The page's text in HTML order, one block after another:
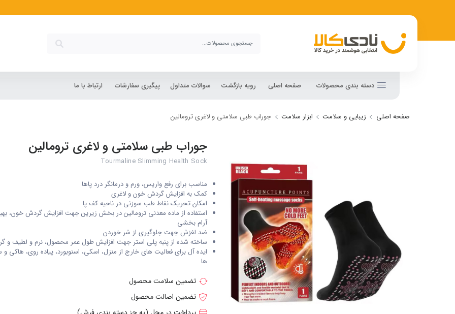
دسته بندی محصولات صفحه اصلی رویه بازگشت سوالات متداول پیگیری سفارشات ارتباط با ما
صفحه اصلی زیبایی و سلامت ابزار سلامت جوراب طبی سلامتی و لاغری ترومالین
جوراب طبی سلامتی و لاغری ترومالین
Tourmaline Slimming Health Sock
مناسب برای رفع واریس، ورم و درمانگر درد پاها
کمک به افزایش گردش خون و لاغری
امکان تحریک نقاط طب سوزنی در ناحیه کف پا
استفاده از ماده معدنی ترومالین در بخش زیرین جهت افزایش گردش خون،
آرام بخشی
ضد لغزش جهت جلوگیری از سُر خوردن
ساخته شده از پنبه پلی استر جهت افزایش طول عمر محصول، نرم و لطیف و
ایده آل برای فعالیت های خارج از منزل، اسکی، اسنوبورد، پیاده روی، هاکی
ها
تضمین سلامت محصول
تضمین اصالت محصول